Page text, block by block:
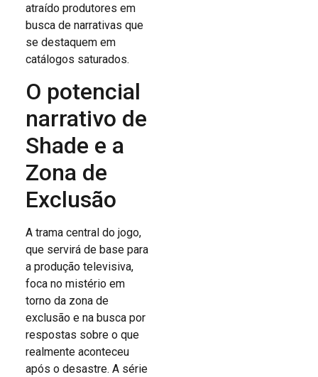
atraído produtores em
busca de narrativas que
se destaquem em
catálogos saturados.
O potencial
narrativo de
Shade e a
Zona de
Exclusão
A trama central do jogo,
que servirá de base para
a produção televisiva,
foca no mistério em
torno da zona de
exclusão e na busca por
respostas sobre o que
realmente aconteceu
após o desastre. A série